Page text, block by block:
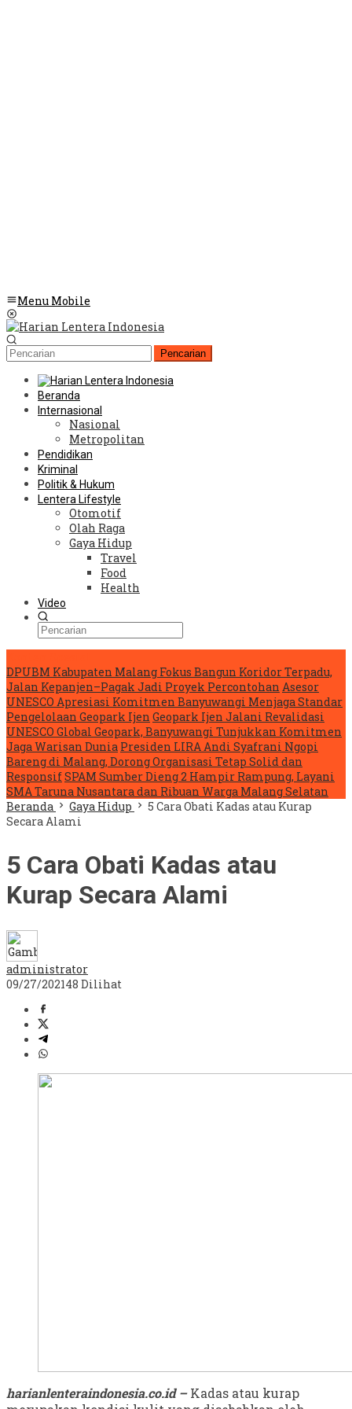
Menu Mobile
Pencarian
Beranda
Internasional
Nasional
Metropolitan
Pendidikan
Kriminal
Politik & Hukum
Lentera Lifestyle
Otomotif
Olah Raga
Gaya Hidup
Travel
Food
Health
Video
DPUBM Kabupaten Malang Fokus Bangun Koridor Terpadu,
Jalan Kepanjen–Pagak Jadi Proyek Percontohan Asesor
UNESCO Apresiasi Komitmen Banyuwangi Menjaga Standar
Pengelolaan Geopark Ijen Geopark Ijen Jalani Revalidasi
UNESCO Global Geopark, Banyuwangi Tunjukkan Komitmen
Jaga Warisan Dunia Presiden LIRA Andi Syafrani Ngopi
Bareng di Malang, Dorong Organisasi Tetap Solid dan
ResponsifSPAM Sumber Dieng 2 Hampir Rampung, Layani
SMA Taruna Nusantara dan Ribuan Warga Malang Selatan
Beranda
Gaya Hidup
5 Cara Obati Kadas atau Kurap
Secara Alami
5 Cara Obati Kadas atau
Kurap Secara Alami
administrator
09/27/202148 Dilihat
harianlenteraindonesia.co.id –Kadas atau kurap